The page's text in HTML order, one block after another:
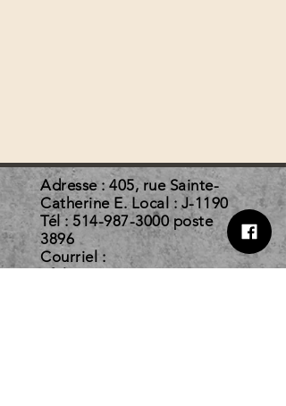
Adresse : 405, rue Sainte-
Catherine E. Local : J-1190
Tél :514-987-3000poste
3896
Courriel :